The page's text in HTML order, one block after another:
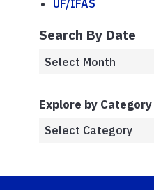
UF/IFAS
Search By Date
Explore by Category